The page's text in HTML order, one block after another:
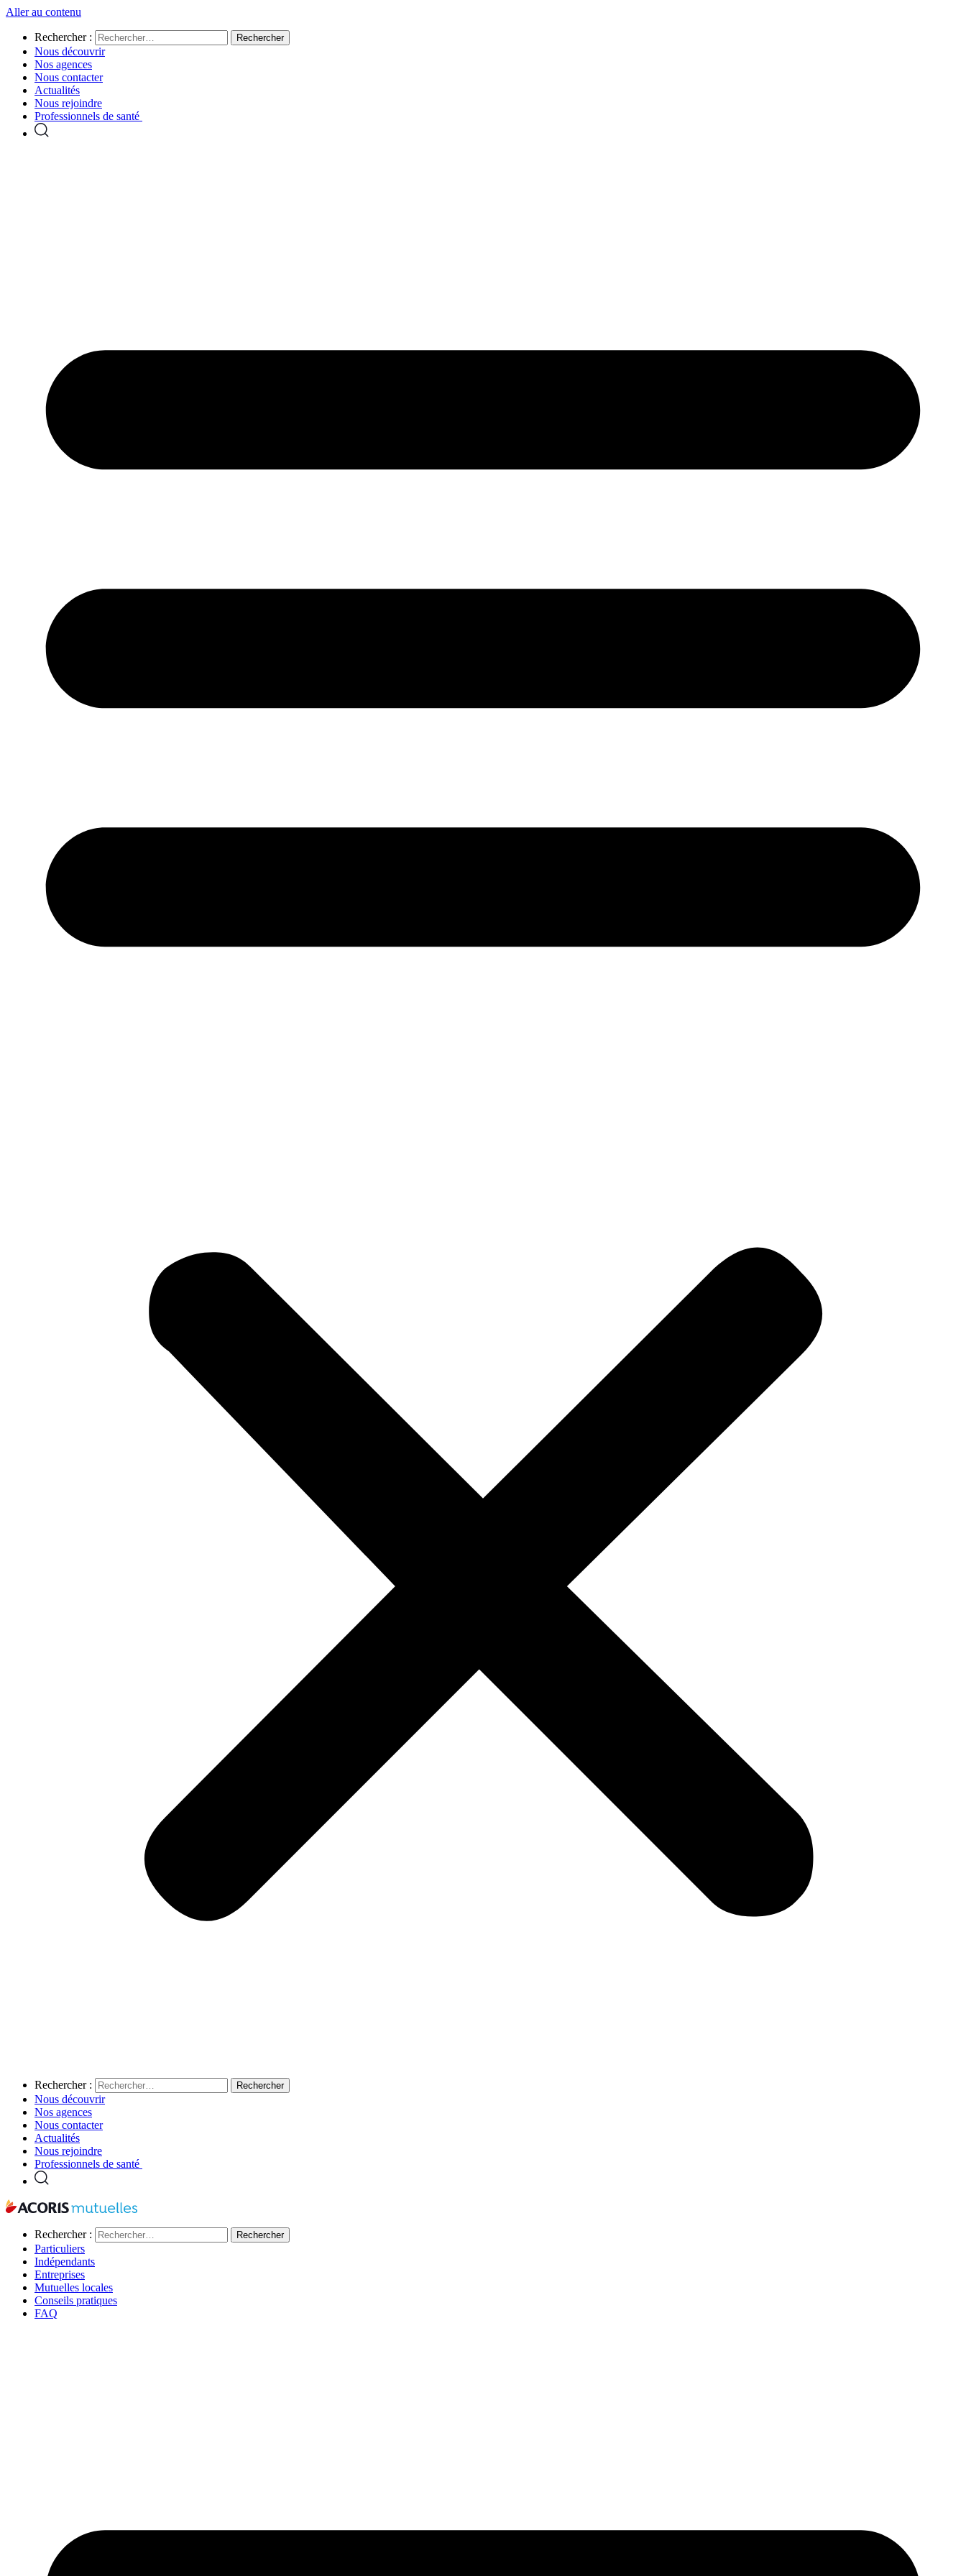
Aller au contenu
Rechercher :
Nous découvrir
Nos agences
Nous contacter
Actualités
Nous rejoindre
Professionnels de santé
Rechercher :
Nous découvrir
Nos agences
Nous contacter
Actualités
Nous rejoindre
Professionnels de santé
Rechercher :
Particuliers
Indépendants
Entreprises
Mutuelles locales
Conseils pratiques
FAQ